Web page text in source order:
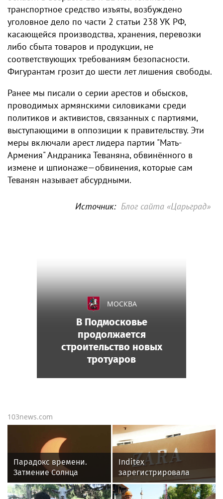
транспортное средство изъяты, возбуждено
уголовное дело по части 2 статьи 238 УК РФ,
касающейся производства, хранения, перевозки
либо сбыта товаров и продукции, не
соответствующих требованиям безопасности.
Фигурантам грозит до шести лет лишения свободы.
Ранее мы писали о серии арестов и обысков,
проводимых армянскими силовиками среди
политиков и активистов, связанных с партиями,
выступающими в оппозиции к правительству. Эти
меры включали арест лидера партии "Мать-
Армения" Андраника Теваняна, обвинённого в
измене и шпионаже—обвинения, которые сам
Теванян называет абсурдными.
Источник: Блог сайта «Царьград»
103news.com
Парадокс времени.
Затмение Солнца
начнётся 13 августа, а
закончится 12-го
Inditex
зарегистрировала
товарный знак Zara в
России для продажи.
МОСКВА
В Подмосковье
продолжается
строительство новых
тротуаров